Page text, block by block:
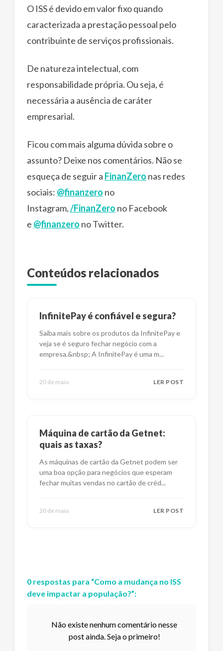
O ISS é devido em valor fixo quando
caracterizada a prestação pessoal pelo
contribuinte de serviços profissionais.
De natureza intelectual, com
responsabilidade própria. Ou seja, é
necessária a ausência de caráter
empresarial.
Ficou com mais alguma dúvida sobre o
assunto? Deixe nos comentários. Não se
esqueça de seguir a FinanZero nas redes
sociais: @finanzero no
Instagram,/FinanZero no Facebook
e @finanzero no Twitter.
Conteúdos relacionados
InfinitePay é confiável e segura?
Saiba mais sobre os produtos da InfinitePay e
veja se é seguro fechar negócio com a
empresa.&nbsp; A InfinitePay é uma m...
20 de maio LER POST
Máquina de cartão da Getnet:
quais as taxas?
As máquinas de cartão da Getnet podem ser
uma boa opção para negócios que esperam
fechar muitas vendas no cartão de créd...
20 de maio LER POST
0 respostas para “Como a mudança no ISS
deve impactar a população?”:
Não existe nenhum comentário nesse
post ainda. Seja o primeiro!